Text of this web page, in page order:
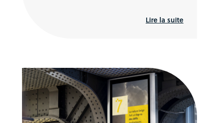
Lire la suite